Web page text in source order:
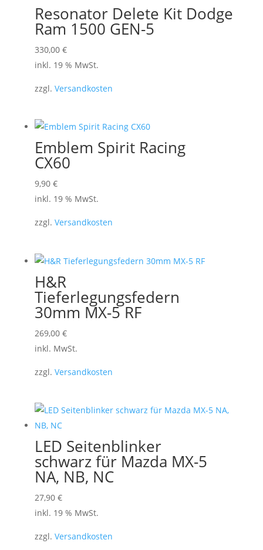
Die
Optionen
können
Resonator Delete Kit Dodge
Ram 1500 GEN-5
330,00 €
inkl. 19 % MwSt.
zzgl. Versandkosten
Emblem Spirit Racing
CX60
9,90 €
inkl. 19 % MwSt.
zzgl. Versandkosten
H&R
Tieferlegungsfedern
30mm MX-5 RF
269,00 €
mehrere
auf.
Optionen
können
auf
der
gewählt
werden
inkl. MwSt.
zzgl. Versandkosten
LED Seitenblinker
schwarz für Mazda MX-5
NA, NB, NC
27,90 €
inkl. 19 % MwSt.
zzgl. Versandkosten